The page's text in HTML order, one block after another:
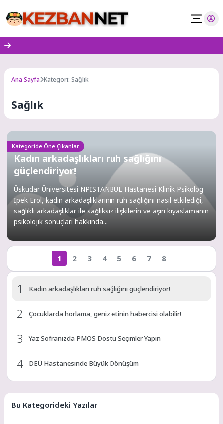
to
content
Ana Sayfa Kategori: Sağlık
Sağlık
Kategoride Öne Çıkanlar
Kadın arkadaşlıkları ruh sağlığını
güçlendiriyor!
Üsküdar Üniversitesi NPİSTANBUL Hastanesi Klinik Psikolog
İpek Erol, kadın arkadaşlıklarının ruh sağlığını nasıl etkilediği,
sağlıklı arkadaşlıklar ile sağlıksız ilişkilerin ve aşırı kıyaslamanın
psikolojik sonuçları hakkında...
1 2 3 4 5 6 7 8
1 Kadın arkadaşlıkları ruh sağlığını güçlendiriyor!
2 Çocuklarda horlama, geniz etinin habercisi olabilir!
3 Yaz Sofranızda PMOS Dostu Seçimler Yapın
4 DEÜ Hastanesinde Büyük Dönüşüm
6
“Gizli Kanser” Aort Anevrizması Kapalı Yöntemle Tedavi
Edildi
Bu Kategorideki Yazılar